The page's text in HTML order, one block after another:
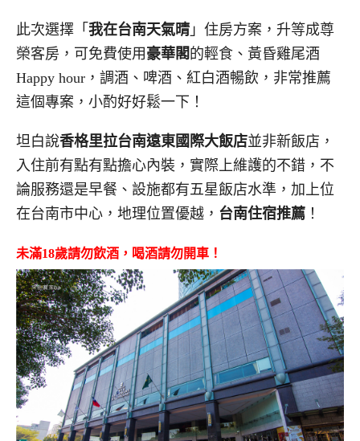
此次選擇「 我在台南天氣晴 」住房方案，升等成尊
榮客房，可免費使用 豪華閣 的輕食、黃昏雞尾酒
Happy hour，調酒、啤酒、紅白酒暢飲，非常推薦
這個專案，小酌好好鬆一下！
坦白說香格里拉台南遠東國際大飯店並非新飯店，
入住前有點有點擔心內裝，實際上維護的不錯，不
論服務還是早餐、設施都有五星飯店水準，加上位
在台南市中心，地理位置優越， 台南住宿推薦 ！
未滿18歲請勿飲酒，喝酒請勿開車！